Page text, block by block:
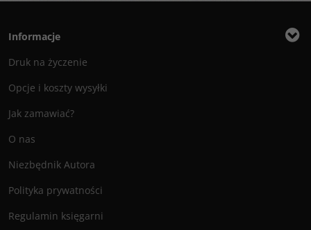
Informacje
Druk na życzenie
Opcje i koszty wysyłki
Jak zamawiać?
O nas
Niezbędnik Autora
Polityka prywatności
Regulamin księgarni